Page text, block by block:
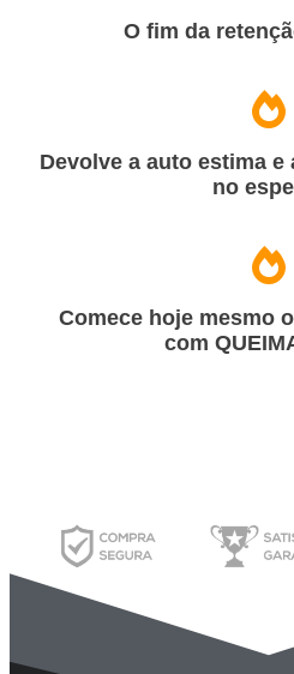
O fim da
Devolve a auto estima
no
Comece hoje mesmo
com